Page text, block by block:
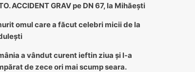
ACCIDENT GRAV pe DN 67, la Mihăești
omul care a făcut celebri micii de la
a vândut curent ieftin ziua și l-a
de zece ori mai scump seara.